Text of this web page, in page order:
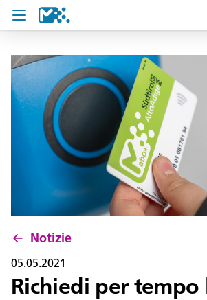
Cerca
Il mio viaggio
Ticket
Notizie
Progetti
Assistenza e contatto
Notizie
05.05.2021
Richiedi per